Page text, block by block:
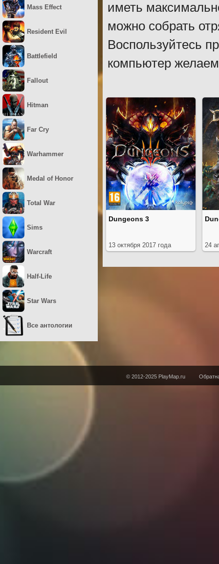
иметь
можно собрать
Воспользуйтесь
компьютер
Dungeons 3
13 октября 2017 года 24
Mass Effect
Resident Evil
Battlefield
Fallout
Hitman
Far Cry
Warhammer
Medal of Honor
Total War
Sims
Warcraft
Half-Life
Star Wars
Все антологии
© 2012-2025 PlayMap.ru